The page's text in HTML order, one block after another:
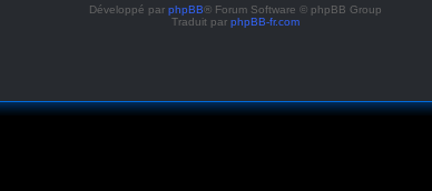
Développé par phpBB® Forum Software © phpBB Group
Traduit par phpBB-fr.com